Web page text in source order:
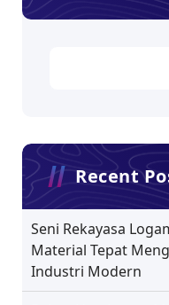
t
g
i
n
a
Recent
Seni Rekayasa
Material Tepat
Industri Modern